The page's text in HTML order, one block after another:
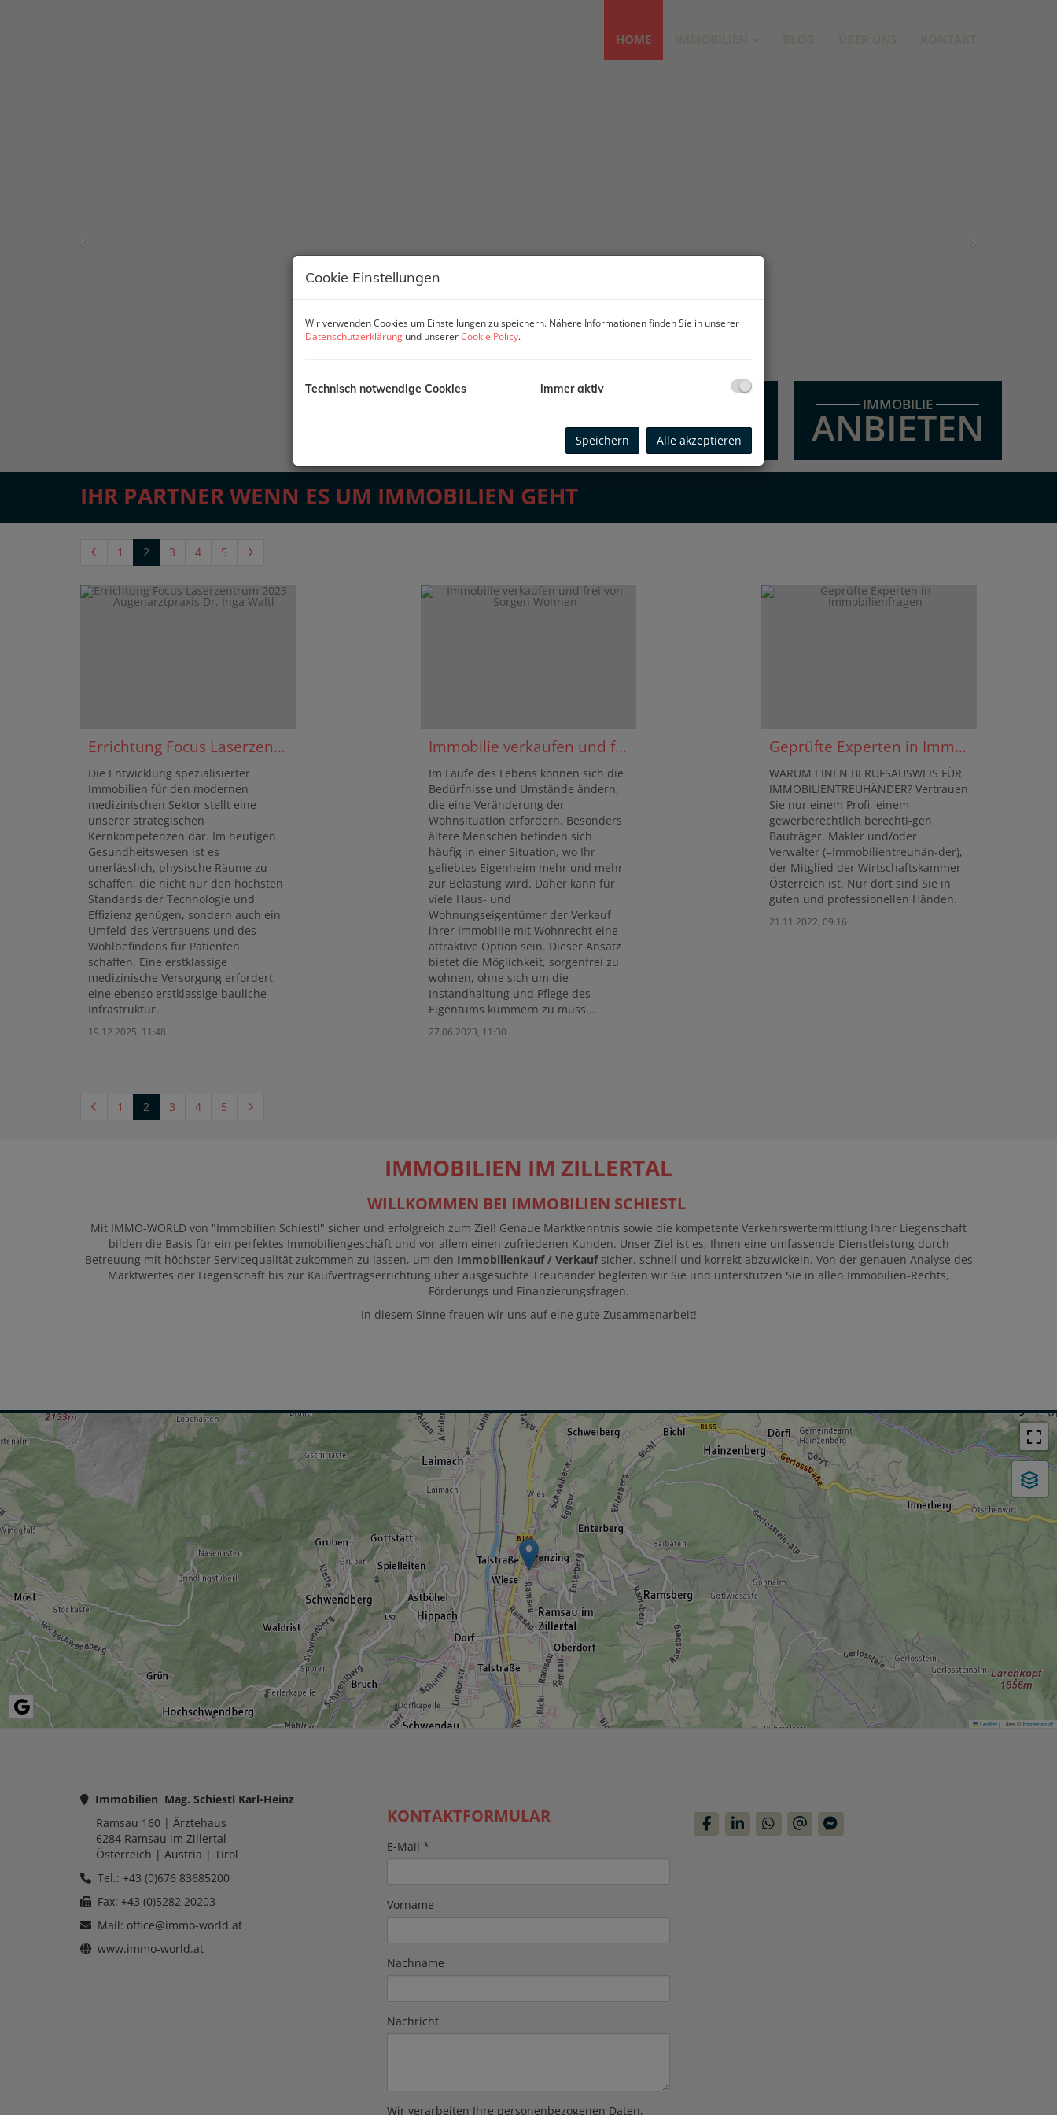
HOME
SUCHEN IMMOBILIE
ANBIETEN
IHR PARTNER WENN ES UM IMMOBILIEN GEHT
1 2 (current)
3 4 5
Errichtung Focus Laserzentrum 2023 - Augenarztpraxis Dr. Inga Waltl
Die Entwicklung spezialisierter
Immobilien für den modernen
medizinischen Sektor stellt eine
unserer strategischen
Kernkompetenzen dar. Im heutigen
Gesundheitswesen ist es
unerlässlich, physische Räume zu
schaffen, die nicht nur den höchsten
Standards der Technologie und
Effizienz genügen, sondern auch ein
Umfeld des Vertrauens und des
Wohlbefindens für Patienten
schaffen. Eine erstklassige
medizinische Versorgung erfordert
eine ebenso erstklassige bauliche
Infrastruktur.
19.12.2025, 11:48
Immobilie verkaufen und frei von Sorgen Wohnen
Im Laufe des Lebens können sich die
Bedürfnisse und Umstände ändern,
die eine Veränderung der
Wohnsituation erfordern. Besonders
ältere Menschen befinden sich
häufig in einer Situation, wo Ihr
geliebtes Eigenheim mehr und mehr
zur Belastung wird. Daher kann für
viele Haus- und
Wohnungseigentümer der Verkauf
ihrer Immobilie mit Wohnrecht eine
attraktive Option sein. Dieser Ansatz
bietet die Möglichkeit, sorgenfrei zu
wohnen, ohne sich um die
Instandhaltung und Pflege des
Eigentums kümmern zu müss...
27.06.2023, 11:30
Geprüfte Experten in Immobilienfragen
WARUM EINEN BERUFSAUSWEIS FÜR
IMMOBILIENTREUHÄNDER? Vertrauen
Sie nur einem Profi, einem
gewerberechtlich berechti-gen
Bauträger, Makler und/oder
Verwalter (=Immobilientreuhän-der),
der Mitglied der Wirtschaftskammer
Österreich ist. Nur dort sind Sie in
guten und professionellen Händen.
21.11.2022, 09:16
1 2 (current)
3 4 5
IMMOBILIEN IM ZILLERTAL
WILLKOMMEN BEI IMMOBILIEN SCHIESTL
Mit IMMO-WORLD von "Immobilien Schiestl" sicher und erfolgreich zum Ziel! Genaue Marktkenntnis sowie die kompetente Verkehrswertermittlung Ihrer Liegenschaft
bilden die Basis für ein perfektes Immobiliengeschäft und vor allem einen zufriedenen Kunden. Unser Ziel ist es, Ihnen eine umfassende Dienstleistung durch
Betreuung mit höchster Servicequalität zukommen zu lassen, um den Immobilienkauf / Verkaufsicher, schnell und korrekt abzuwickeln. Von der genauen Analyse des
Marktwertes der Liegenschaft bis zur Kaufvertragserrichtung über ausgesuchte Treuhänder begleiten wir Sie und unterstützen Sie in allen Immobilien-Rechts,
Förderungs und Finanzierungsfragen.
In diesem Sinne freuen wir uns auf eine gute Zusammenarbeit!
Leaflet| Tiles ©basemap.at
Immobilien Mag. Schiestl Karl-Heinz
Ramsau 160 | Ärztehaus
6284 Ramsau im Zillertal
Österreich | Austria | Tirol
Tel.: +43 (0)676 83685200
Fax: +43 (0)5282 20203
Mail: office@immo-world.at
www.immo-world.at
KONTAKTFORMULAR
E-Mail
Vorname
Nachname
Nachricht
Wir verarbeiten Ihre personenbezogenen Daten,
Cookie Einstellungen
Wir verwenden Cookies um Einstellungen zu speichern. Nähere Informationen finden Sie in unserer
Datenschutzerklärung und unsererCookie Policy.
Technisch notwendige Cookies immer aktiv
Speichern Alle akzeptieren